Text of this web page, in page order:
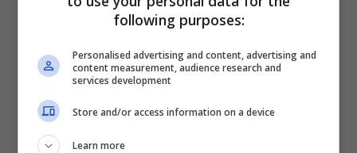
following purposes:
Personalised advertising and content, advertising and
content measurement, audience research and
services development
Store and/or access information on a device
Learn more